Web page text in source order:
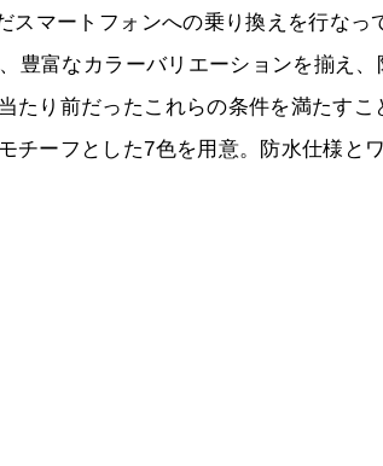
スマートフォンへの乗り換えを行なっ
豊富なカラーバリエーションを揃え、
たり前だったこれらの条件を満たすこ
チーフとした7色を用意。防水仕様と